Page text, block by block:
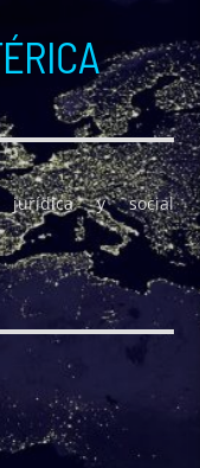
y social